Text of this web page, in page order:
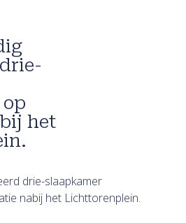
het
drie-slaapkamer
nabij het Lichttorenplein.